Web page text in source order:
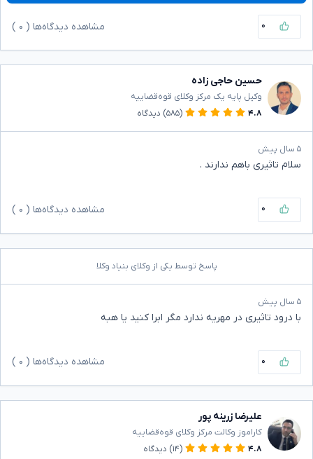
۰ مشاهده دیدگاه‌ها ( ۰
حسین حاجی زاده
وکیل پایه یک مرکز وکلای قوه‌قضاییه
۴.۸
(۵۸۵) دیدگاه
۵ سال پیش
سلام تاثیری باهم ندارند .
۰ مشاهده دیدگاه‌ها ( ۰
پاسخ توسط یکی از وکلای بنیاد وکلا
۵ سال پیش
با درود تاثیری در مهریه ندارد مگر ابرا کنید یا هبه
۰ مشاهده دیدگاه‌ها ( ۰
علیرضا زرینه پور
کاراموز وکالت مرکز وکلای قوه‌قضاییه
۴.۸
(۱۴) دیدگاه